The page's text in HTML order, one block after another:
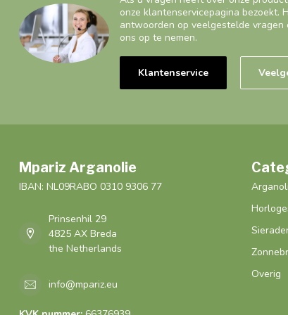
onze klantenservicepagina bezoekt.
antwoorden op veelgestelde
ons op te nemen.
Klantenservice
Mpariz Arganolie
IBAN: NL09RABO 0310 9306 77
Prinsenhil 29
4825 AX Breda
the Netherlands
info@mpariz.eu
Overig